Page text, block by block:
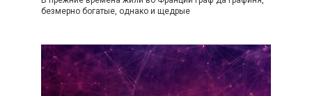
безмерно богатые, однако и щедрые